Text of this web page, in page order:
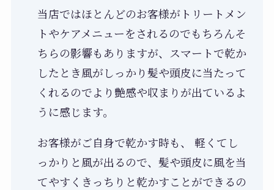
当店ではほとんどのお客様がトリートメン
トやケアメニューをされるのでもちろんそ
ちらの影響もありますが、スマートで乾か
したとき風がしっかり髪や頭皮に当たって
くれるのでより艶感や収まりが出ているよ
うに感じます。
お客様がご自身で乾かす時も、 軽くてし
っかりと風が出るので、髪や頭皮に風を当
てやすくきっちりと乾かすことができるの